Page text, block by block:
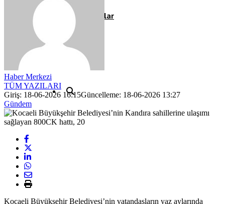
Resmi İlanlar
Haber Merkezi
TÜM YAZILARI
Giriş: 18-06-2026 16:15Güncelleme: 18-06-2026 13:27
Gündem
Kocaeli Büyükşehir Belediyesi’nin vatandaşların yaz aylarında